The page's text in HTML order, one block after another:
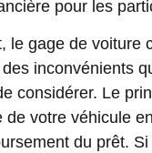
pour les
le gage de voiture
inconvénients
considérer. Le
de votre véhicule
du prêt.